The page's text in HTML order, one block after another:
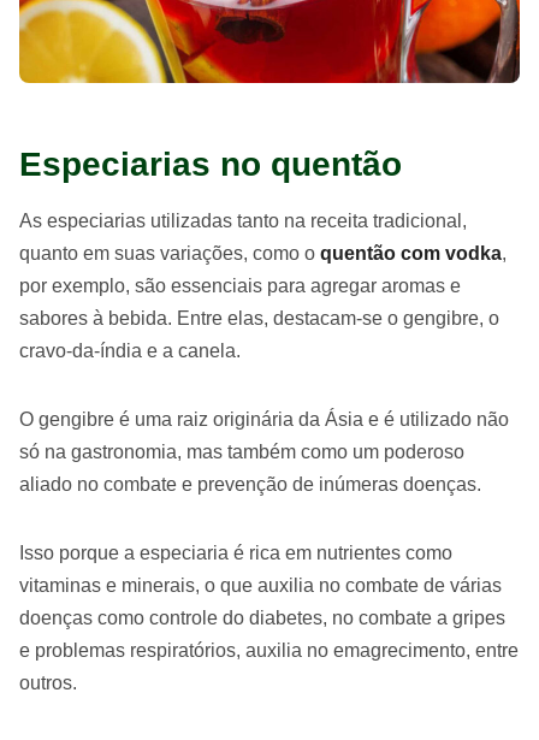
Especiarias no quentão
As especiarias utilizadas tanto na receita tradicional,
quanto em suas variações, como o quentão com vodka,
por exemplo, são essenciais para agregar aromas e
sabores à bebida. Entre elas, destacam-se o gengibre, o
cravo-da-índia e a canela.
O gengibre é uma raiz originária da Ásia e é utilizado não
só na gastronomia, mas também como um poderoso
aliado no combate e prevenção de inúmeras doenças.
Isso porque a especiaria é rica em nutrientes como
vitaminas e minerais, o que auxilia no combate de várias
doenças como controle do diabetes, no combate a gripes
e problemas respiratórios, auxilia no emagrecimento, entre
outros.